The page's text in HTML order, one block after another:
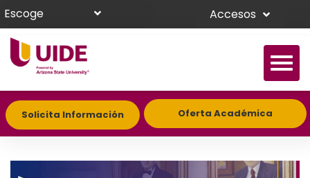
Escoge Accesos
Solicita Información Oferta Académica